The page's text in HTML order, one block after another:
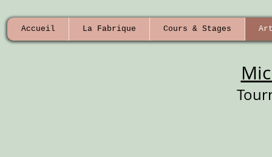
Accueil La Fabrique Cours & Stages